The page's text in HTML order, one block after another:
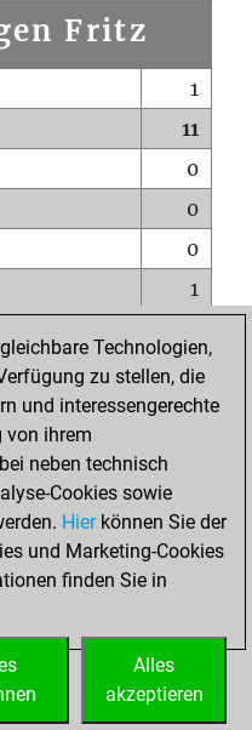
Fritz
1
11
0
0
0
1
0
0
0
Technologien,
zu stellen, die
und interessengerechte
von ihrem
neben technisch
Cookies sowie
Hierkönnen Sie der
und Marketing-Cookies
finden Sie in
Alles
akzeptieren